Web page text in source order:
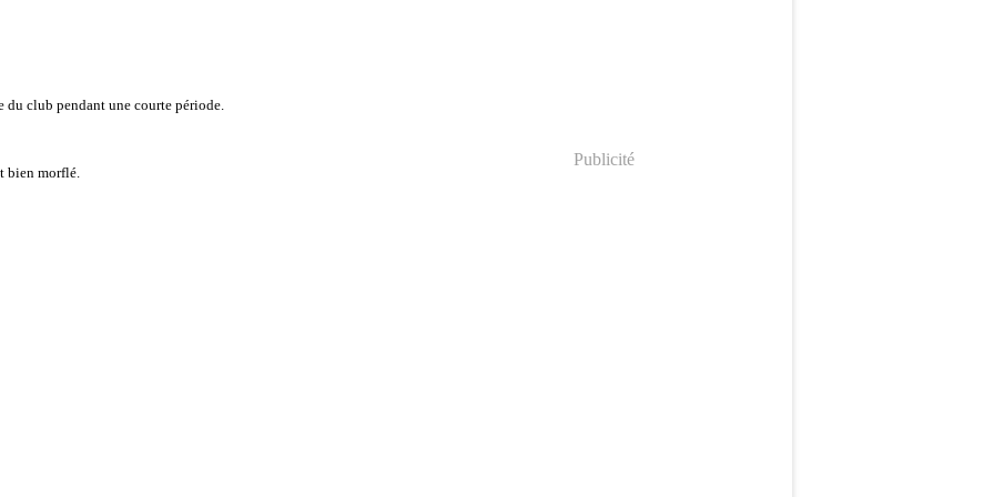
du club pendant une courte période.
bien morflé.
Publicité